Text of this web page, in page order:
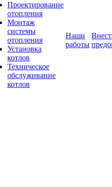
Проектирование
отопления
Монтаж
системы
отопления
Установка
котлов
Техническое
обслуживание
котлов
Наши
работы